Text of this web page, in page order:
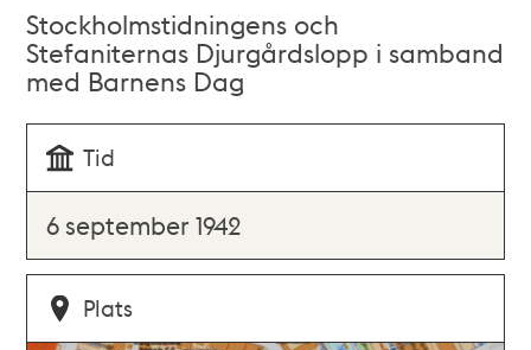
Stockholmstidningens och
Stefaniternas Djurgårdslopp i samband
med Barnens Dag
Tid
6 september 1942
Plats